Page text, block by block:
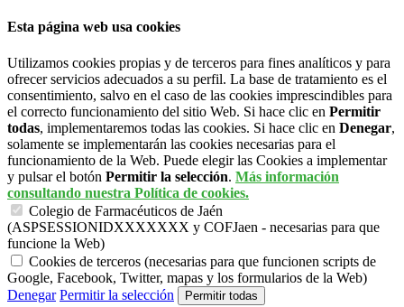
Esta página web usa cookies
Utilizamos cookies propias y de terceros para fines analíticos y para
ofrecer servicios adecuados a su perfil. La base de tratamiento es el
consentimiento, salvo en el caso de las cookies imprescindibles para
el correcto funcionamiento del sitio Web. Si hace clic en Permitir
todas, implementaremos todas las cookies. Si hace clic en Denegar,
solamente se implementarán las cookies necesarias para el
funcionamiento de la Web. Puede elegir las Cookies a implementar
y pulsar el botón Permitir la selección. Más información
consultando nuestra Política de cookies.
Colegio de Farmacéuticos de Jaén
(ASPSESSIONIDXXXXXXX y COFJaen - necesarias para que
funcione la Web)
Cookies de terceros (necesarias para que funcionen scripts de
Google, Facebook, Twitter, mapas y los formularios de la Web)
Denegar Permitir la selección